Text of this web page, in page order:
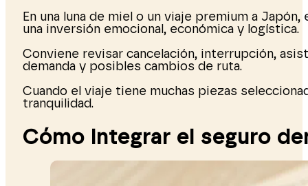
En una luna de miel o un viaje premium a
una inversión emocional, económica y logística.
Conviene revisar cancelación, interrupción,
demanda y posibles cambios de ruta.
Cuando el viaje tiene muchas piezas
tranquilidad.
Cómo integrar el seguro